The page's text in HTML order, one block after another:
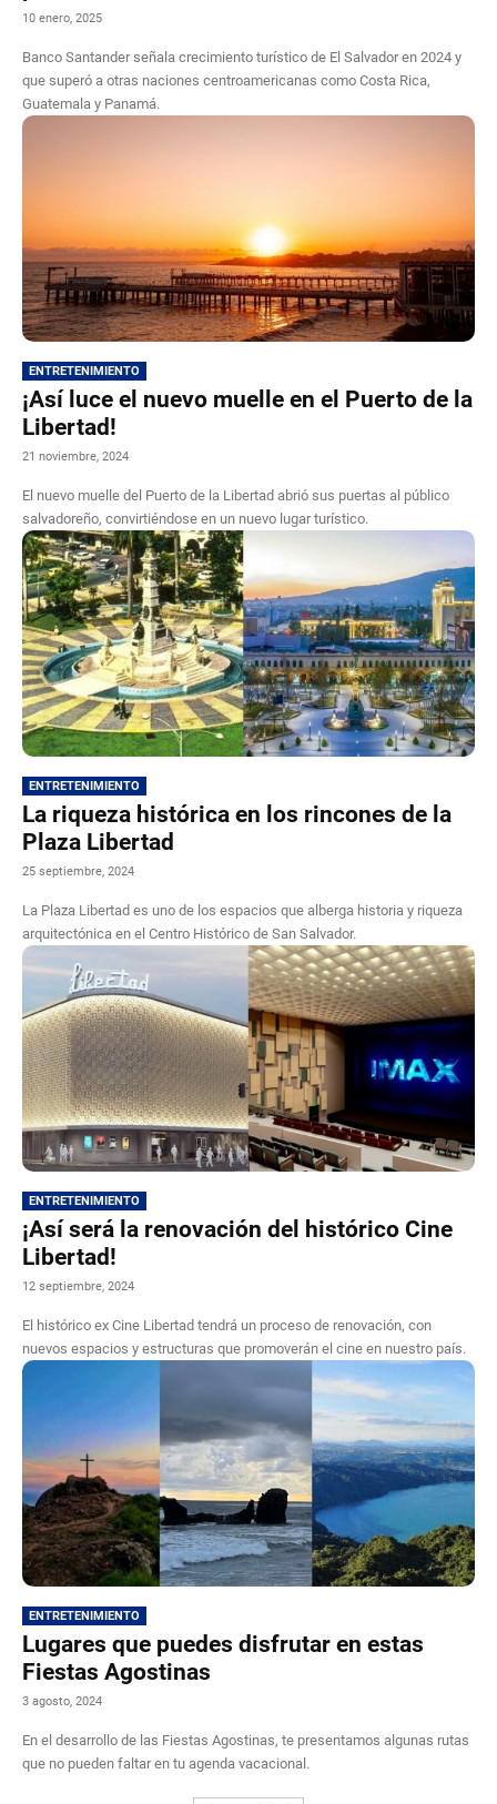
10 enero, 2025
Banco Santander señala crecimiento turístico de El Salvador en 2024 y
que superó a otras naciones centroamericanas como Costa Rica,
Guatemala y Panamá.
ENTRETENIMIENTO
¡Así luce el nuevo muelle en el Puerto de la
Libertad!
21 noviembre, 2024
El nuevo muelle del Puerto de la Libertad abrió sus puertas al público
salvadoreño, convirtiéndose en un nuevo lugar turístico.
ENTRETENIMIENTO
La riqueza histórica en los rincones de la
Plaza Libertad
25 septiembre, 2024
La Plaza Libertad es uno de los espacios que alberga historia y riqueza
arquitectónica en el Centro Histórico de San Salvador.
ENTRETENIMIENTO
¡Así será la renovación del histórico Cine
Libertad!
12 septiembre, 2024
El histórico ex Cine Libertad tendrá un proceso de renovación, con
nuevos espacios y estructuras que promoverán el cine en nuestro país.
ENTRETENIMIENTO
Lugares que puedes disfrutar en estas
Fiestas Agostinas
3 agosto, 2024
En el desarrollo de las Fiestas Agostinas, te presentamos algunas rutas
que no pueden faltar en tu agenda vacacional.